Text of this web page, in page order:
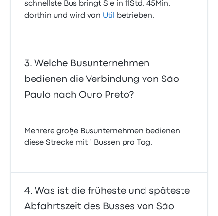
schnellste Bus bringt Sie in 11Std. 45Min.
dorthin und wird von Util betrieben.
Welche Busunternehmen
bedienen die Verbindung von São
Paulo nach Ouro Preto?
Mehrere große Busunternehmen bedienen
diese Strecke mit 1 Bussen pro Tag.
Was ist die früheste und späteste
Abfahrtszeit des Busses von São